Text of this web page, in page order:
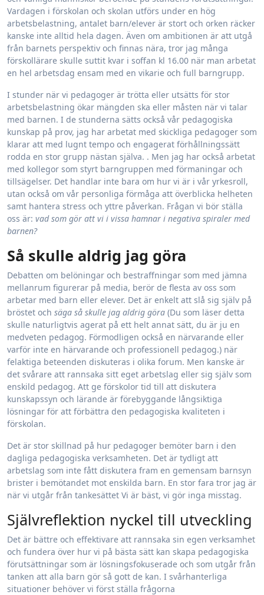
Vardagen i förskolan och skolan utförs under en hög
arbetsbelastning, antalet barn/elever är stort och orken räcker
kanske inte alltid hela dagen. Även om ambitionen är att utgå
från barnets perspektiv och finnas nära, tror jag många
förskollärare skulle suttit kvar i soffan kl 16.00 när man arbetat
en hel arbetsdag ensam med en vikarie och full barngrupp.
I stunder när vi pedagoger är trötta eller utsätts för stor
arbetsbelastning ökar mängden ska eller måsten när vi talar
med barnen. I de stunderna sätts också vår pedagogiska
kunskap på prov, jag har arbetat med skickliga pedagoger som
klarar att med lugnt tempo och engagerat förhållningssätt
rodda en stor grupp nästan själva. . Men jag har också arbetat
med kollegor som styrt barngruppen med förmaningar och
tillsägelser. Det handlar inte bara om hur vi är i vår yrkesroll,
utan också om vår personliga förmåga att överblicka helheten
samt hantera stress och yttre påverkan. Frågan vi bör ställa
oss är: vad som gör att vi i vissa hamnar i negativa spiraler med
barnen?
Så skulle aldrig jag göra
Debatten om belöningar och bestraffningar som med jämna
mellanrum figurerar på media, berör de flesta av oss som
arbetar med barn eller elever. Det är enkelt att slå sig själv på
bröstet och säga så skulle jag aldrig göra (Du som läser detta
skulle naturligtvis agerat på ett helt annat sätt, du är ju en
medveten pedagog. Förmodligen också en närvarande eller
varför inte en härvarande och professionell pedagog.) när
felaktiga beteenden diskuteras i olika forum. Men kanske är
det svårare att rannsaka sitt eget arbetslag eller sig själv som
enskild pedagog. Att ge förskolor tid till att diskutera
kunskapssyn och lärande är förebyggande långsiktiga
lösningar för att förbättra den pedagogiska kvaliteten i
förskolan.
Det är stor skillnad på hur pedagoger bemöter barn i den
dagliga pedagogiska verksamheten. Det är tydligt att
arbetslag som inte fått diskutera fram en gemensam barnsyn
brister i bemötandet mot enskilda barn. En stor fara tror jag är
när vi utgår från tankesättet Vi är bäst, vi gör inga misstag.
Självreflektion nyckel till utveckling
Det är bättre och effektivare att rannsaka sin egen verksamhet
och fundera över hur vi på bästa sätt kan skapa pedagogiska
förutsättningar som är lösningsfokuserade och som utgår från
tanken att alla barn gör så gott de kan. I svårhanterliga
situationer behöver vi först ställa frågorna